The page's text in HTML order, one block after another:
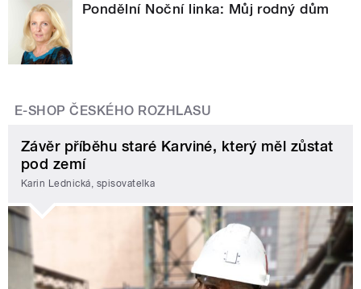
Pondělní Noční linka: Můj rodný dům
E-SHOP ČESKÉHO ROZHLASU
Závěr příběhu staré Karviné, který měl zůstat
pod zemí
Karin Lednická, spisovatelka